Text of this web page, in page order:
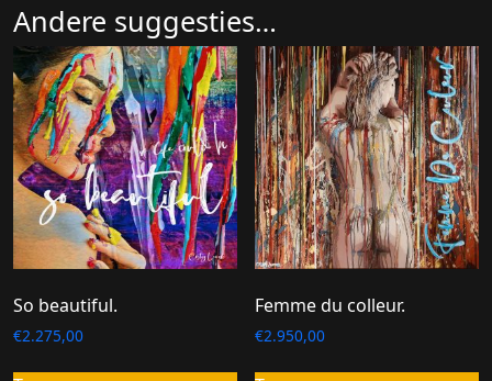
Andere suggesties…
So beautiful.
€2.275,00
Femme du colleur.
€2.950,00